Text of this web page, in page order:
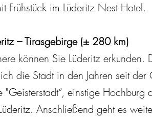
Frühstück im Lüderitz Nest Hotel.
– Tirasgebirge (± 280 km)
können Sie Lüderitz erkunden.
die Stadt in den Jahren seit der
einstige Hochburg
Anschließend geht es